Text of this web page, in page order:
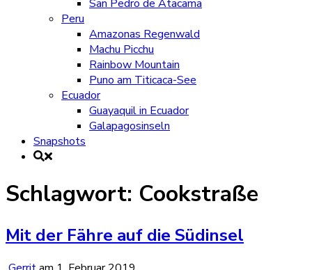
San Pedro de Atacama
Peru
Amazonas Regenwald
Machu Picchu
Rainbow Mountain
Puno am Titicaca-See
Ecuador
Guayaquil in Ecuador
Galapagosinseln
Snapshots
Schlagwort: Cookstraße
Mit der Fähre auf die Südinsel